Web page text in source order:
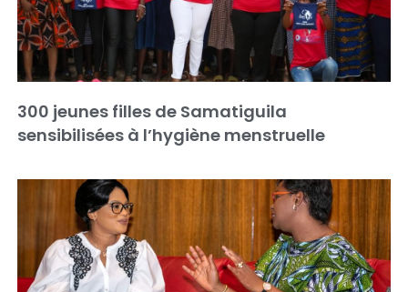
300 jeunes filles de Samatiguila
sensibilisées à l’hygiène menstruelle